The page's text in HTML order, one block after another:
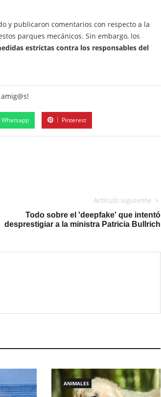
y publicaron comentarios con respecto a la
parques mecánicos. Sin embargo, los
estrictas contra los responsables del
Whatsapp Pinterest
Artículo siguiente
Todo sobre el 'deepfake' que intentó
desprestigiar a la ministra Patricia Bullrich
ANIMALES